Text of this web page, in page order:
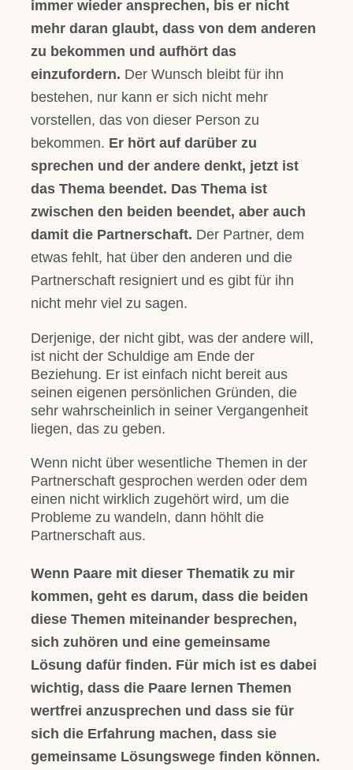
immer wieder ansprechen, bis er nicht
mehr daran glaubt, dass von dem anderen
zu bekommen und aufhört das
einzufordern. Der Wunsch bleibt für ihn
bestehen, nur kann er sich nicht mehr
vorstellen, das von dieser Person zu
bekommen. Er hört auf darüber zu
sprechen und der andere denkt, jetzt ist
das Thema beendet. Das Thema ist
zwischen den beiden beendet, aber auch
damit die Partnerschaft. Der Partner, dem
etwas fehlt, hat über den anderen und die
Partnerschaft resigniert und es gibt für ihn
nicht mehr viel zu sagen.
Derjenige, der nicht gibt, was der andere will,
ist nicht der Schuldige am Ende der
Beziehung. Er ist einfach nicht bereit aus
seinen eigenen persönlichen Gründen, die
sehr wahrscheinlich in seiner Vergangenheit
liegen, das zu geben.
Wenn nicht über wesentliche Themen in der
Partnerschaft gesprochen werden oder dem
einen nicht wirklich zugehört wird, um die
Probleme zu wandeln, dann höhlt die
Partnerschaft aus.
Wenn Paare mit dieser Thematik zu mir
kommen, geht es darum, dass die beiden
diese Themen miteinander besprechen,
sich zuhören und eine gemeinsame
Lösung dafür finden. Für mich ist es dabei
wichtig, dass die Paare lernen Themen
wertfrei anzusprechen und dass sie für
sich die Erfahrung machen, dass sie
gemeinsame Lösungswege finden können.